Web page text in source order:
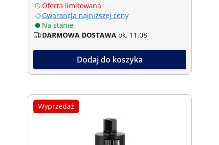
Oferta limitowana
Gwarancja najniższej ceny
Na stanie
DARMOWA DOSTAWA ok. 11.08
Dodaj do koszyka
Wyprzedaż